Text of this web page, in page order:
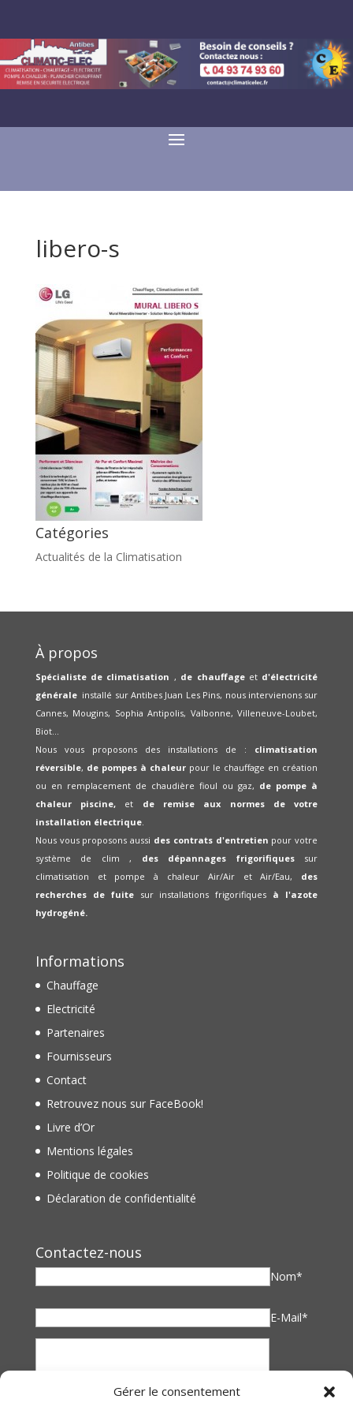
Gérer le consentement
libero-s
Catégories
Actualités de la Climatisation
À propos
Spécialiste de climatisation , de chauffageet d'électricité
générale installé sur Antibes Juan Les Pins, nous intervienons sur
Cannes, Mougins, Sophia Antipolis, Valbonne, Villeneuve-Loubet,
Biot...
Nous vous proposons des installations de : climatisation
réversible, de pompes à chaleurpour le chauffage en création
ou en remplacement de chaudière fioul ou gaz, de pompe à
chaleur piscine, et de remise aux normes de votre
installation électrique.
Nous vous proposons aussi des contrats d'entretien pour votre
système de clim , des dépannages frigorifiquessur
climatisation et pompe à chaleur Air/Air et Air/Eau, des
recherches de fuite sur installations frigorifiques à l'azote
hydrogéné.
Informations
Chauffage
Electricité
Partenaires
Fournisseurs
Contact
Retrouvez nous sur FaceBook!
Livre d’Or
Mentions légales
Politique de cookies
Déclaration de confidentialité
Contactez-nous
Nom*
E-Mail*